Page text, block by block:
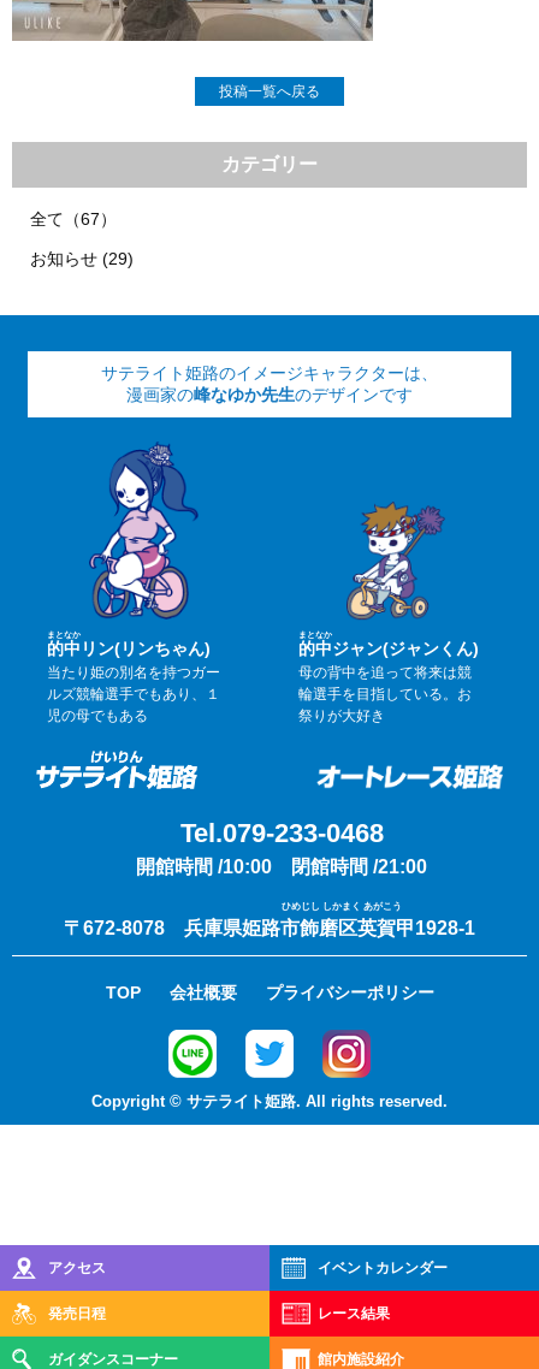
アクセス イベント カレンダー
発売日程 レース結果
ガイダンスコーナー 館内施設紹介
投稿一覧へ戻る
カテゴリー
全て（67）
お知らせ (29)
サテライト姫路のイメージキャラクターは、
漫画家の峰なゆか先生のデザインです
的
まと
中
なか
リン(リンちゃん)
当たり姫の別名を持つガー
ルズ競輪選手でもあり、１
児の母でもある
的
まと
中
なか
ジャン(ジャンくん)
母の背中を追って将来は競
輪選手を目指している。お
祭りが大好き
Tel.079-233-0468
開館時間 /10:00 閉館時間 /21:00
ひめじし しかまく あがこう
〒672-8078 兵庫県姫路市飾磨区英賀甲1928-1
TOP 会社概要 プライバシーポリシー
Copyright © サテライト姫路. All rights reserved.